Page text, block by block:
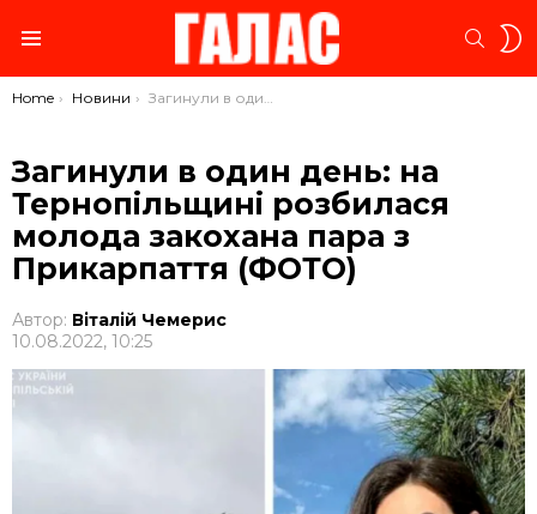
You are here:
Home Новини Загинули в один день: на Тернопільщині розбилася молода закохана пара з Прикарпаття (ФОТО)
Загинули в один день: на
Тернопільщині розбилася
молода закохана пара з
Прикарпаття (ФОТО)
Автор: Віталій Чемерис
10.08.2022, 10:25